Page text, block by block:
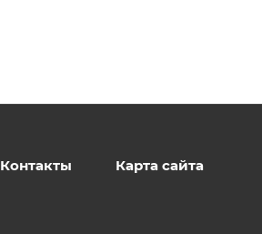
Контакты Карта сайта